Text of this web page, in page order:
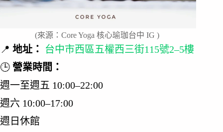
(來源：Core Yoga 核心瑜珈台中 IG )
📍 地址：
台中市西區五權西三街115號2–5樓
🕒 營業時間：
週一至週五 10:00–22:00
週六 10:00–17:00
週日休館